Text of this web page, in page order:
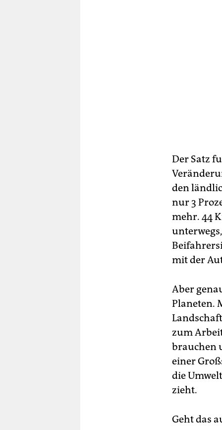
Der Satz
den
nur 3
mehr. 44
mit der
Aber
Planeten.
zum
brauchen
einer
die
zieht.
Geht das